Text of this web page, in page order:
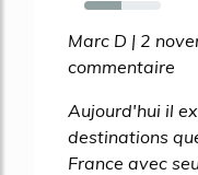
48%
Marc D | 2
commentaire
Aujourd'hui il
destinations
France avec